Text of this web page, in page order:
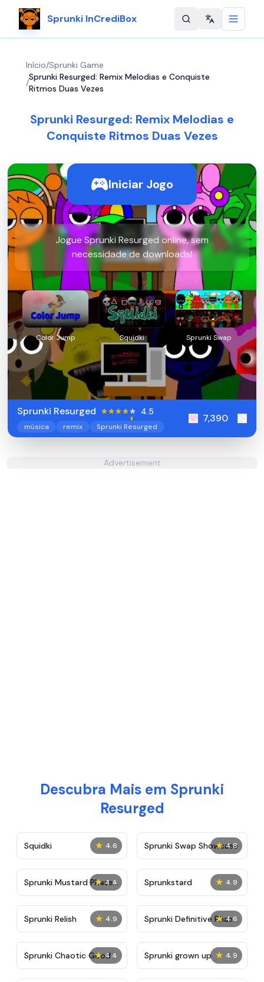
Sprunki InCrediBox Change
Início/Sprunki Game
/
Sprunki Resurged: Remix Melodias e Conquiste
Ritmos Duas Vezes
Sprunki Resurged: Remix Melodias e
Conquiste Ritmos Duas Vezes
Iniciar Jogo
Jogue Sprunki Resurged online, sem
necessidade de downloads!
Color Jump Squidki Sprunki Swap
Sprunki Resurged 4.5
música remix Sprunki Resurged
7,390
Advertisement
Descubra Mais em Sprunki
Resurged
★ 4.6
Squidki ★ 4.8
Sprunki Swap Showcase
★ 4.4
Sprunki Mustard Phase
2
★ 4.9
Sprunkstard
★ 4.9
Sprunki Relish ★ 4.6
Sprunki Definitive Phase
7
★ 4.4
Sprunki Chaotic Good ★ 4.9
Sprunki grown up